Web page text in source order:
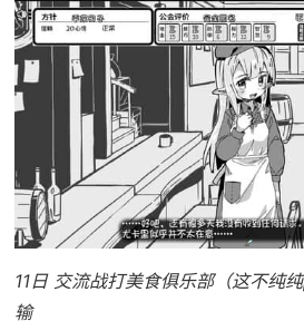
11日 交流战打美食俱乐部（这不纯
输